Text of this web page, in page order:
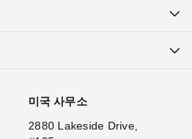
미국 사무소
2880 Lakeside Drive,